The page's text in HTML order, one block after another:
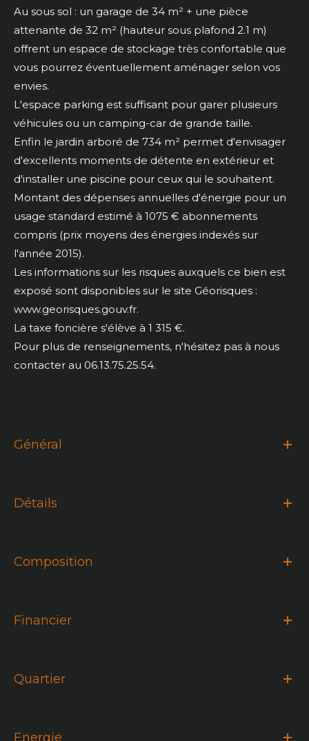
Au sous sol : un garage de 34 m² + une pièce
attenante de 32 m² (hauteur sous plafond 2.1 m)
offrent un espace de stockage très confortable que
vous pourrez éventuellement aménager selon vos
envies.
L'espace parking est suffisant pour garer plusieurs
véhicules ou un camping-car de grande taille.
Enfin le jardin arboré de 734 m² permet d'envisager
d'excellents moments de détente en extérieur et
d'installer une piscine pour ceux qui le souhaitent.
Montant des dépenses annuelles d'énergie pour un
usage standard estimé à 1075 € abonnements
compris (prix moyens des énergies indexés sur
l'année 2015).
Les informations sur les risques auxquels ce bien est
exposé sont disponibles sur le site Géorisques :
www.georisques.gouv.fr.
La taxe foncière s'élève à 1 315 €.
Pour plus de renseignements, n'hésitez pas à nous
contacter au 06.13.75.25.54.
Général
Détails
Composition
Financier
Quartier
Energie